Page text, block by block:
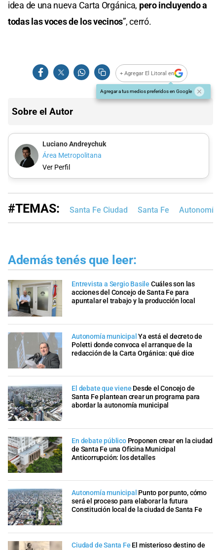
idea de una nueva Carta Orgánica, pero incluyendo a
todas las voces de los vecinos”, cerró.
+ Agregar El Litoral en
Agregar a tus medios preferidos en Google
Sobre el Autor
Luciano Andreychuk
Área Metropolitana
Ver Perfil
#TEMAS: Santa Fe Ciudad Santa Fe Autonomía
Además tenés que leer:
Entrevista a Sergio Basile Cuáles son las
acciones del Concejo de Santa Fe para
apuntalar el trabajo y la producción local
Autonomía municipal Ya está el decreto de
Poletti donde convoca el arranque de la
redacción de la Carta Orgánica: qué dice
El debate que viene Desde el Concejo de
Santa Fe plantean crear un programa para
abordar la autonomía municipal
En debate público Proponen crear en la ciudad
de Santa Fe una Oficina Municipal
Anticorrupción: los detalles
Autonomía municipal Punto por punto, cómo
será el proceso para elaborar la futura
Constitución local de la ciudad de Santa Fe
Ciudad de Santa Fe El misterioso destino de